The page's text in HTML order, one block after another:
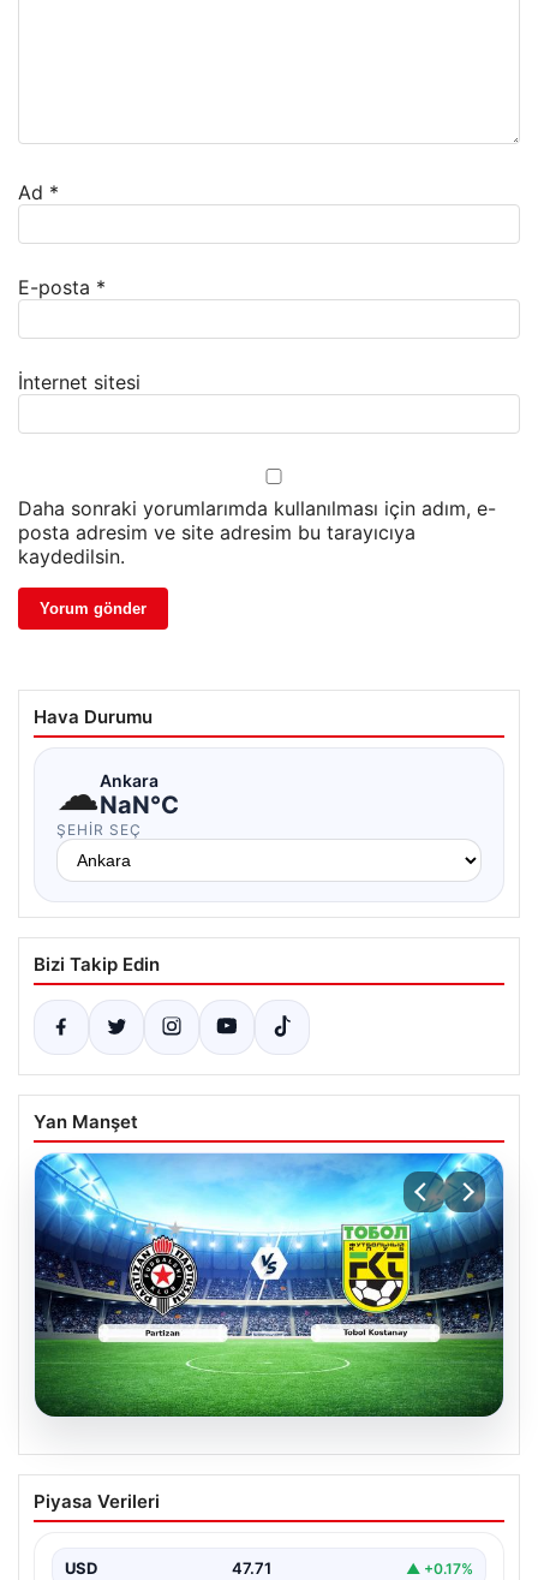
Ad *
E-posta *
İnternet sitesi
Daha sonraki yorumlarımda kullanılması için adım, e-
posta adresim ve site adresim bu tarayıcıya
kaydedilsin.
Hava Durumu
☁Ankara
NaN°C
ŞEHIR SEÇ
Bizi Takip Edin
Yan Manşet
06.08.2026
CANLI | Partizan – Tobol Kostanay Canlı
Maç Anlatımı
Piyasa Verileri
USD 47.71 ▲ +0.17%